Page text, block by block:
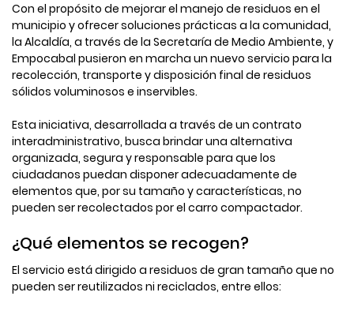
Con el propósito de mejorar el manejo de residuos en el
municipio y ofrecer soluciones prácticas a la comunidad,
la Alcaldía, a través de la Secretaría de Medio Ambiente, y
Empocabal pusieron en marcha un nuevo servicio para la
recolección, transporte y disposición final de residuos
sólidos voluminosos e inservibles.
Esta iniciativa, desarrollada a través de un contrato
interadministrativo, busca brindar una alternativa
organizada, segura y responsable para que los
ciudadanos puedan disponer adecuadamente de
elementos que, por su tamaño y características, no
pueden ser recolectados por el carro compactador.
¿Qué elementos se recogen?
El servicio está dirigido a residuos de gran tamaño que no
pueden ser reutilizados ni reciclados, entre ellos: